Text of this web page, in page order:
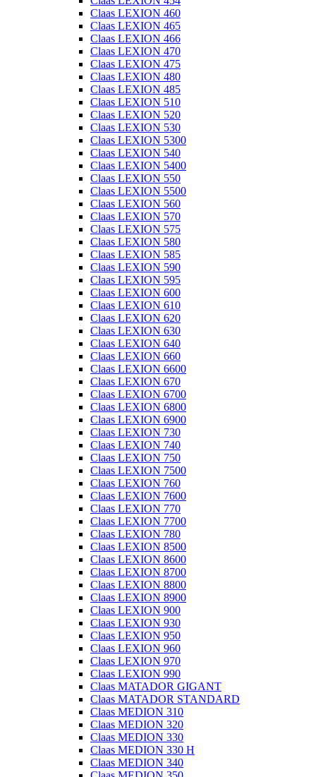
Claas LEXION 460
Claas LEXION 465
Claas LEXION 466
Claas LEXION 470
Claas LEXION 475
Claas LEXION 480
Claas LEXION 485
Claas LEXION 510
Claas LEXION 520
Claas LEXION 530
Claas LEXION 5300
Claas LEXION 540
Claas LEXION 5400
Claas LEXION 550
Claas LEXION 5500
Claas LEXION 560
Claas LEXION 570
Claas LEXION 575
Claas LEXION 580
Claas LEXION 585
Claas LEXION 590
Claas LEXION 595
Claas LEXION 600
Claas LEXION 610
Claas LEXION 620
Claas LEXION 630
Claas LEXION 640
Claas LEXION 660
Claas LEXION 6600
Claas LEXION 670
Claas LEXION 6700
Claas LEXION 6800
Claas LEXION 6900
Claas LEXION 730
Claas LEXION 740
Claas LEXION 750
Claas LEXION 7500
Claas LEXION 760
Claas LEXION 7600
Claas LEXION 770
Claas LEXION 7700
Claas LEXION 780
Claas LEXION 8500
Claas LEXION 8600
Claas LEXION 8700
Claas LEXION 8800
Claas LEXION 8900
Claas LEXION 900
Claas LEXION 930
Claas LEXION 950
Claas LEXION 960
Claas LEXION 970
Claas LEXION 990
Claas MATADOR GIGANT
Claas MATADOR STANDARD
Claas MEDION 310
Claas MEDION 320
Claas MEDION 330
Claas MEDION 330 H
Claas MEDION 340